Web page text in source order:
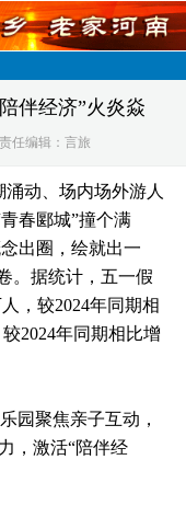
伴经济”火炎焱
责任编辑：言旅
动、场内场外游人
春郾城”撞个满
出圈，绘就出一
。据统计，五一假
，较2024年同期相
2024年同期相比增
园聚焦亲子互动，
，激活“陪伴经